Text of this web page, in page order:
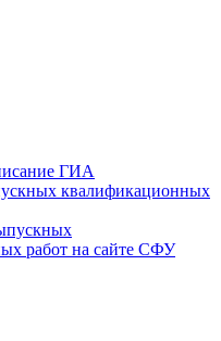
ГИА
квалификационных
работ на сайте СФУ